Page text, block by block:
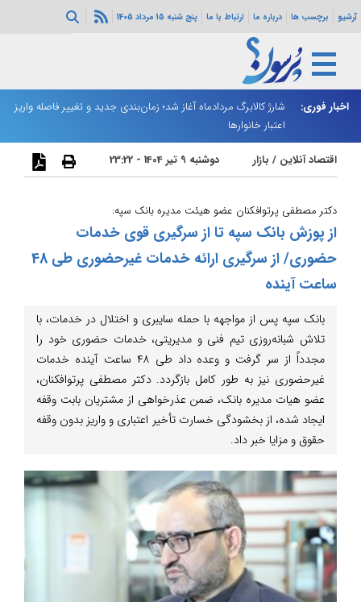
آرشیو برچسب ها درباره ما ارتباط با ما پنج شنبه 15 مرداد 1405
اخبار فوری:
هرمز ادامه
شارژ کالابرگ مردادماه آغاز شد؛ زمان‌بندی جدید و تغییر فاصله واریز
اعتبار خانوارها
اقتصاد آنلاین / بازار دوشنبه 9 تیر 1404 - 23:22
دکتر مصطفی پرتوافکنان عضو هیئت مدیره بانک سپه:
از پوزش بانک سپه تا از سرگیری قوی خدمات
حضوری/ از سرگیری ارائه خدمات غیر‌حضوری طی 48
ساعت آینده
بانک سپه پس از مواجهه با حمله سایبری و اختلال در خدمات، با
تلاش شبانه‌روزی تیم فنی و مدیریتی، خدمات حضوری خود را
مجدداً از سر گرفت و وعده داد طی ۴۸ ساعت آینده خدمات
غیرحضوری نیز به طور کامل بازگردد. دکتر مصطفی پرتوافکنان،
عضو هیات مدیره بانک، ضمن عذرخواهی از مشتریان بابت وقفه
ایجاد شده، از بخشودگی خسارت تأخیر اعتباری و واریز بدون وقفه
حقوق و مزایا خبر داد.